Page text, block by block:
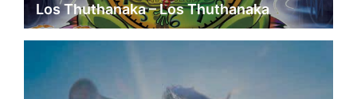
Los Thuthanaka – Los Thuthanaka